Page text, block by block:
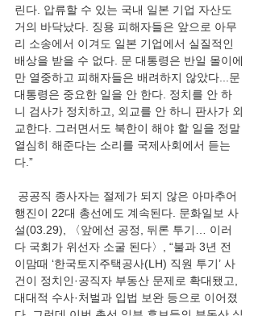
린다. 압류할 수 있는 국내 일본 기업 자산도
거의 바닥났다. 징용 피해자들은 앞으로 아무
리 소송에서 이겨도 일본 기업에서 실질적인
배상을 받을 수 없다. 문 대통령은 반일 몰이에
만 열중하고 피해자들은 배려하지 않았다...문
대통령은 중요한 일을 안 한다. 정치를 안 하
니 검사가 정치하고, 외교를 안 하니 판사가 외
교한다. 그러면서도 북한이 해야 할 일을 정말
열심히 해준다는 소리를 국제사회에서 듣는
다.”
공공직 종사자는 절제가 되지 않은 아마추어
행진이 22대 총선에도 계속된다. 문화일보 사
설(03.29), 〈앞에선 공정, 뒤론 투기… 이러
다 국회가 위선자 소굴 된다〉, “불과 3년 전
이맘때 ‘한국토지주택공사(LH) 직원 투기’ 사
건이 정치인·공직자 부동산 문제로 확대됐고,
대대적 수사·처벌과 입법 보완 등으로 이어졌